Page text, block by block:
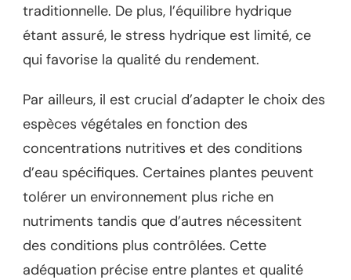
traditionnelle. De plus, l’équilibre hydrique
étant assuré, le stress hydrique est limité, ce
qui favorise la qualité du rendement.
Par ailleurs, il est crucial d’adapter le choix des
espèces végétales en fonction des
concentrations nutritives et des conditions
d’eau spécifiques. Certaines plantes peuvent
tolérer un environnement plus riche en
nutriments tandis que d’autres nécessitent
des conditions plus contrôlées. Cette
adéquation précise entre plantes et qualité